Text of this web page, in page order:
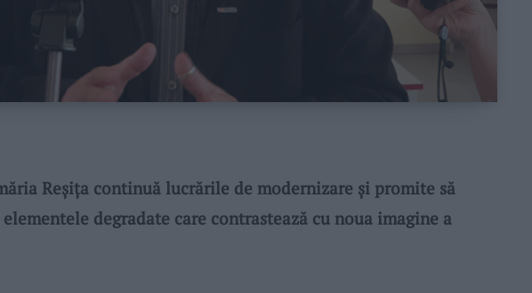
Reșița continuă lucrările de modernizare și promite să
degradate care contrastează cu noua imagine a